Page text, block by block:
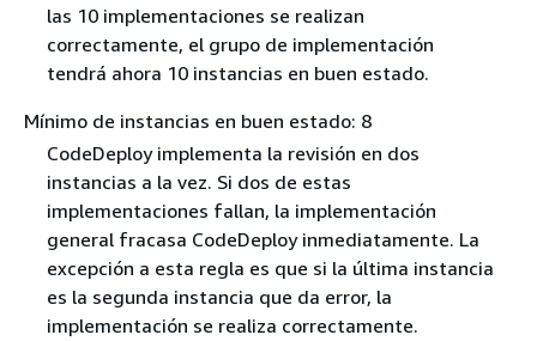
las 10 implementaciones se realizan
correctamente, el grupo de implementación
tendrá ahora 10 instancias en buen estado.
Mínimo de instancias en buen estado: 8
CodeDeploy implementa la revisión en dos
instancias a la vez. Si dos de estas
implementaciones fallan, la implementación
general fracasa CodeDeploy inmediatamente. La
excepción a esta regla es que si la última instancia
es la segunda instancia que da error, la
implementación se realiza correctamente.